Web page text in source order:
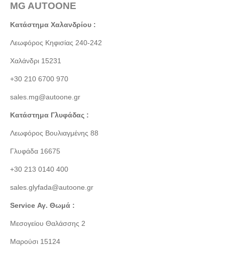
MG AUTOONE
Κατάστημα Χαλανδρίου :
Λεωφόρος Κηφισίας 240-242
Χαλάνδρι 15231
+30 210 6700 970
sales.mg@autoone.gr
Κατάστημα Γλυφάδας :
Λεωφόρος Βουλιαγμένης 88
Γλυφάδα 16675
+30 213 0140 400
sales.glyfada@autoone.gr
Service Αγ. Θωμά :
Μεσογείου Θαλάσσης 2
Μαρούσι 15124